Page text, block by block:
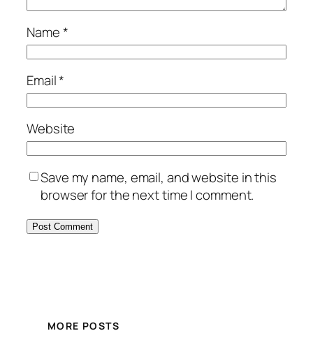
Name*
Email*
Website
Save my name, email, and website in this
browser for the next time I comment.
MORE POSTS